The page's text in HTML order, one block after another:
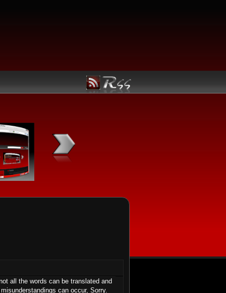
Linux utama yang Anda butuhkan:
Jadwal Rilis
all the words can be translated and
can occur, Sorry.